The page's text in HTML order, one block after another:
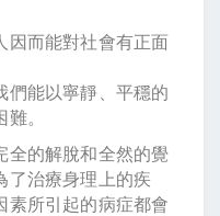
因而能對社會有正面
們能以寧靜、平穩的
。
全的解脫和全然的覺
了治療身理上的疾
素所引起的病症都會